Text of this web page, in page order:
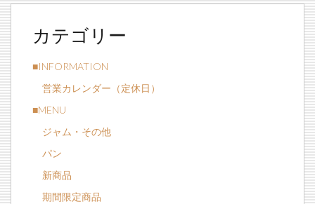
カテゴリー
■INFORMATION
営業カレンダー（定休日）
■MENU
ジャム・その他
パン
新商品
期間限定商品